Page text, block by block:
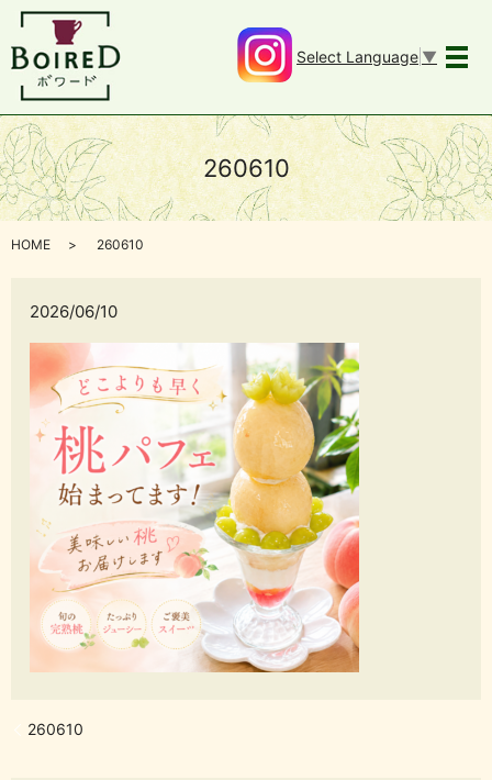
メ
Select Language ▼
260610
HOME 260610
2026/06/10
260610